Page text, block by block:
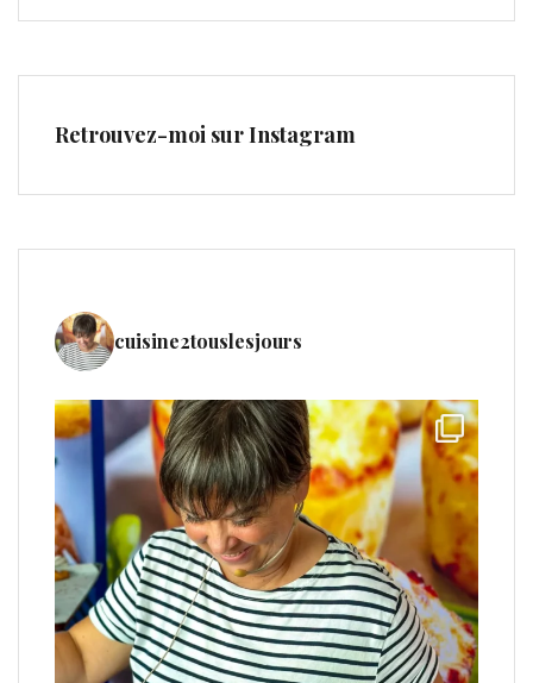
Retrouvez-moi sur Instagram
cuisine2touslesjours